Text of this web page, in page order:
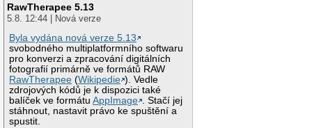
RawTherapee 5.13
5.8. 12:44 | Nová verze
Byla vydána nová verze 5.13
svobodného multiplatformního softwaru
pro konverzi a zpracování digitálních
fotografií primárně ve formátů RAW
RawTherapee (Wikipedie ). Vedle
zdrojových kódů je k dispozici také
balíček ve formátuAppImage . Stačí jej
stáhnout, nastavit právo ke spuštění a
spustit.